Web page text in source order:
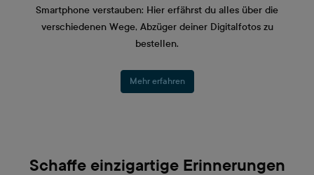
Smartphone verstauben: Hier erfährst du alles über die
verschiedenen Wege, Abzüger deiner Digitalfotos zu
bestellen.
Mehr erfahren
Schaffe einzigartige Erinnerungen